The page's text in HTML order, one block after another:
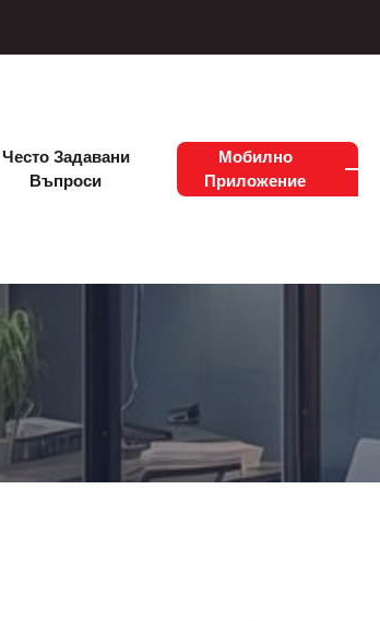
Често Задавани
Въпроси
Мобилно
Приложение